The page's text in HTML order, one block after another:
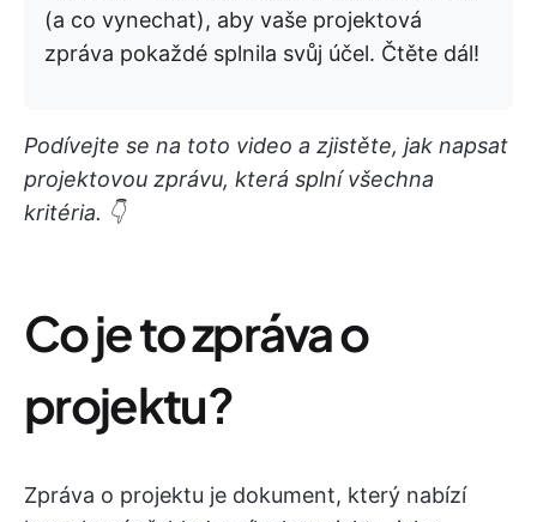
(a co vynechat), aby vaše projektová
zpráva pokaždé splnila svůj účel. Čtěte dál!
Podívejte se na toto video a zjistěte, jak napsat
projektovou zprávu, která splní všechna
kritéria. 👇
Co je to zpráva o
projektu?
Zpráva o projektu je dokument, který nabízí